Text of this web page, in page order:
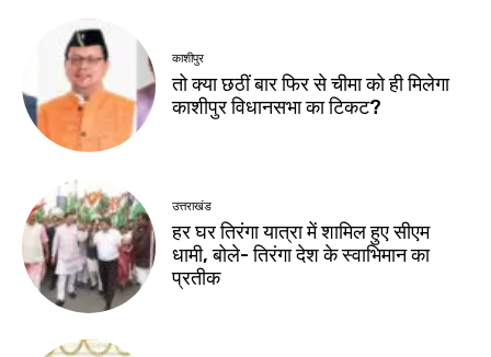
काशीपुर
तो क्या छठीं बार फिर से चीमा को ही मिलेगा
काशीपुर विधानसभा का टिकट?
उत्तराखंड
हर घर तिरंगा यात्रा में शामिल हुए सीएम
धामी, बोले- तिरंगा देश के स्वाभिमान का
प्रतीक